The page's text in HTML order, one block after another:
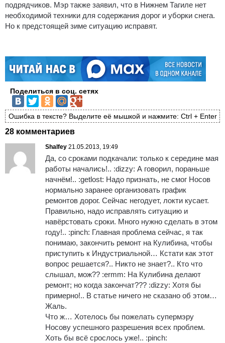
подрядчиков. Мэр также заявил, что в Нижнем Тагиле нет
необходимой техники для содержания дорог и уборки снега.
Но к предстоящей зиме ситуацию исправят.
Поделиться в соц. сетях
Ошибка в тексте? Выделите её мышкой и нажмите: Ctrl + Enter
28 комментариев
Shalfey 21.05.2013, 19:49
Да, со сроками подкачали: только к середине мая
работы начались!.. :dizzy: А говорил, пораньше
начнём!.. :getlost: Надо признать, не смог Носов
нормально заранее организовать график
ремонтов дорог. Сейчас негодует, локти кусает.
Правильно, надо исправлять ситуацию и
навёрстовать сроки. Много нужно сделать в этом
году!.. :pinch: Главная проблема сейчас, я так
понимаю, закончить ремонт на Кулибина, чтобы
приступить к Индустриальной… Кстати как этот
вопрос решается?.. Никто не знает?.. Кто что
слышал, мож?? :ermm: На Кулибина делают
ремонт; но когда закончат??? :dizzy: Хотя бы
примерно!.. В статье ничего не сказано об этом…
Жаль.
Что ж… Хотелось бы пожелать супермэру
Носову успешного разрешения всех проблем.
Хоть бы всё срослось уже!.. :pinch: